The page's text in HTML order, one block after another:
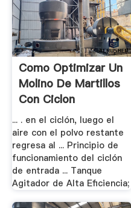
Como Optimizar Un
Molino De Martillos
Con Ciclon
... . en el ciclón, luego el
aire con el polvo restante
regresa al ... Principio de
funcionamiento del ciclón
de entrada ... Tanque
Agitador de Alta Eficiencia;